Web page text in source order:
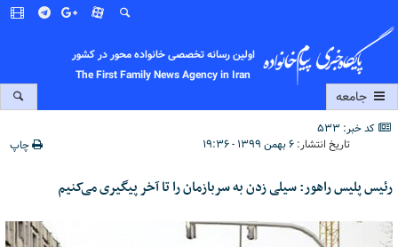
اولین رسانه تخصصی خانواده محور در کشور
The First Family News Agency in Iran
جامعه
کد خبر: 533
تاریخ انتشار:۶ بهمن ۱۳۹۹ - ۱۹:۳۶ چاپ
رئیس پلیس راهور: سیلی زدن به سربازمان را تا آخر پیگیری می‌کنیم